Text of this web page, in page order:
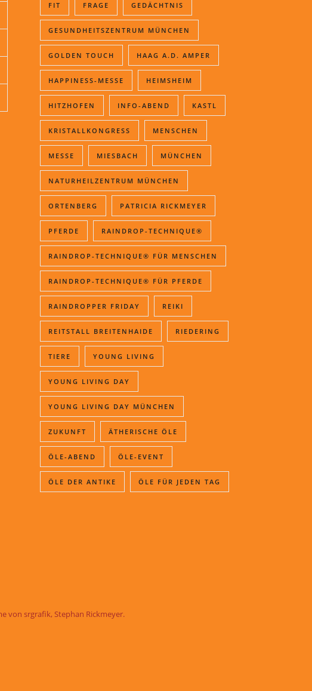
FIT FRAGE GEDÄCHTNIS
GESUNDHEITSZENTRUM MÜNCHEN
GOLDEN TOUCH HAAG A.D. AMPER
HAPPINESS-MESSE HEIMSHEIM
HITZHOFEN INFO-ABEND KASTL
KRISTALLKONGRESS MENSCHEN
MESSE MIESBACH MÜNCHEN
NATURHEILZENTRUM MÜNCHEN
ORTENBERG PATRICIA RICKMEYER
PFERDE RAINDROP-TECHNIQUE®
RAINDROP-TECHNIQUE® FÜR MENSCHEN
RAINDROP-TECHNIQUE® FÜR PFERDE
RAINDROPPER FRIDAY REIKI
REITSTALL BREITENHAIDE RIEDERING
TIERE YOUNG LIVING
YOUNG LIVING DAY
YOUNG LIVING DAY MÜNCHEN
ZUKUNFT ÄTHERISCHE ÖLE
ÖLE-ABEND ÖLE-EVENT
ÖLE DER ANTIKE ÖLE FÜR JEDEN TAG
von srgrafik, Stephan Rickmeyer.